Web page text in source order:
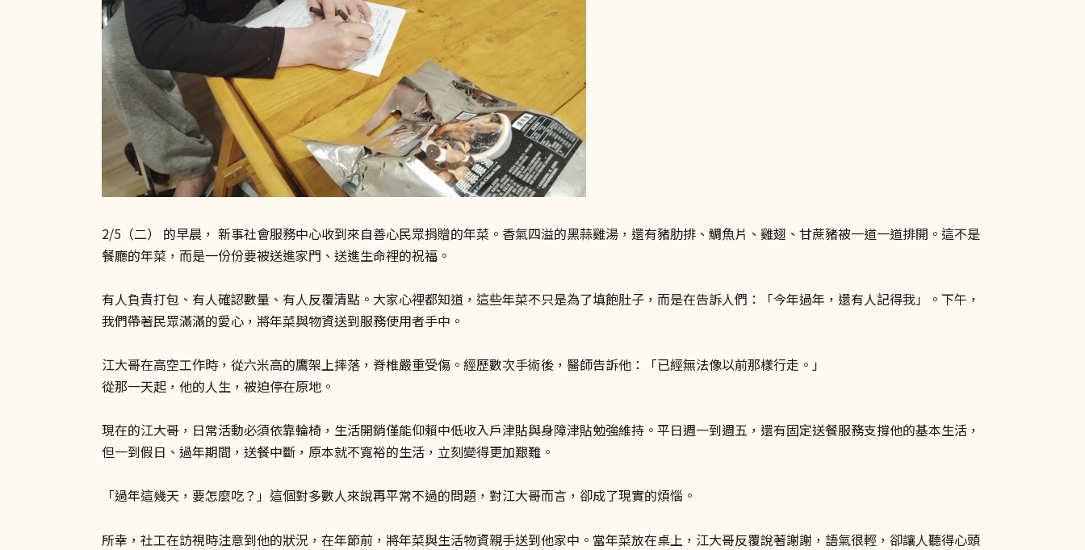
2/5（二） 的早晨， 新事社會服務中心收到來自善心民眾捐贈的年菜。香氣四溢的黑蒜雞湯，還有豬肋排、鯛魚片、雞翅、甘蔗豬被一道一道排開。這不是
餐廳的年菜，而是一份份要被送進家門、送進生命裡的祝福。
有人負責打包、有人確認數量、有人反覆清點。大家心裡都知道，這些年菜不只是為了填飽肚子，而是在告訴人們：「今年過年，還有人記得我」。下午，
我們帶著民眾滿滿的愛心，將年菜與物資送到服務使用者手中。
江大哥在高空工作時，從六米高的鷹架上摔落，脊椎嚴重受傷。經歷數次手術後，醫師告訴他：「已經無法像以前那樣行走。」
從那一天起，他的人生，被迫停在原地。
現在的江大哥，日常活動必須依靠輪椅，生活開銷僅能仰賴中低收入戶津貼與身障津貼勉強維持。平日週一到週五，還有固定送餐服務支撐他的基本生活，
但一到假日、過年期間，送餐中斷，原本就不寬裕的生活，立刻變得更加艱難。
「過年這幾天，要怎麼吃？」這個對多數人來說再平常不過的問題，對江大哥而言，卻成了現實的煩惱。
所幸，社工在訪視時注意到他的狀況，在年節前，將年菜與生活物資親手送到他家中。當年菜放在桌上，江大哥反覆說著謝謝，語氣很輕，卻讓人聽得心頭